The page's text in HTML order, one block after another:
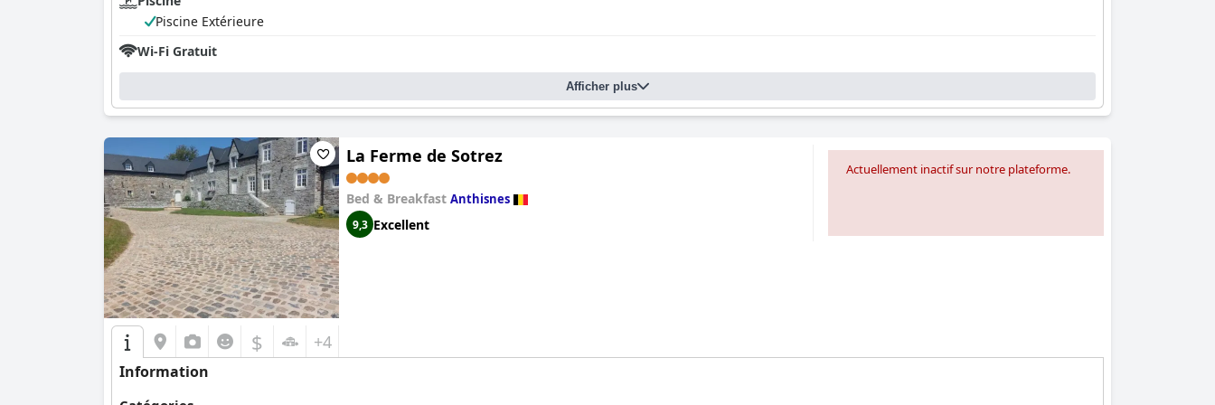
Piscine Extérieure
Wi-Fi Gratuit
Afficher plus
La Ferme de Sotrez
Bed & Breakfast Anthisnes
9,3 Excellent
Actuellement inactif sur notre plateforme.
$ +4
Information